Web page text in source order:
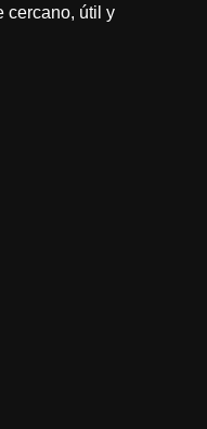
cercano, útil y